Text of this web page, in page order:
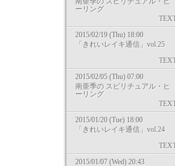
ーリング
2015/02/19 (Thu) 18:00
「きれいレイキ通信」vol.25
2015/02/05 (Thu) 07:00
南亜季の スピリチュアル・ヒ
ーリング
2015/01/20 (Tue) 18:00
「きれいレイキ通信」vol.24
2015/01/07 (Wed) 20:43